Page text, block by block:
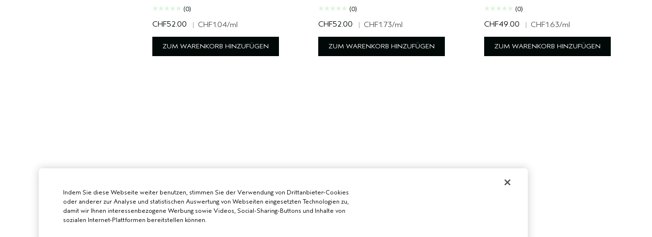
(0)
CHF52.00 | CHF1.04/ml
ZUM WARENKORB HINZUFÜGEN
(0)
CHF52.00 | CHF1.73/ml
ZUM WARENKORB HINZUFÜGEN
(0)
CHF49.00 | CHF1.63/ml
ZUM WARENKORB HINZUFÜGEN
Indem Sie diese Webseite weiter benutzen, stimmen Sie der Verwendung von Drittanbieter-Cookies
oder anderer zur Analyse und statistischen Auswertung von Webseiten eingesetzten Technologien zu,
damit wir Ihnen interessenbezogene Werbung sowie Videos, Social-Sharing-Buttons und Inhalte von
sozialen Internet-Plattformen bereitstellen können.